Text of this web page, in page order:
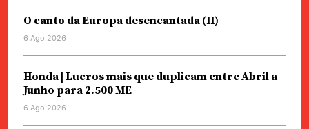
O canto da Europa desencantada (II)
6 Ago 2026
Honda | Lucros mais que duplicam entre Abril a
Junho para 2.500 ME
6 Ago 2026